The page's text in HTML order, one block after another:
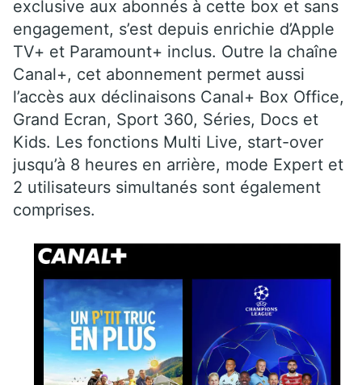
exclusive aux abonnés à cette box et sans
engagement, s’est depuis enrichie d’Apple
TV+ et Paramount+ inclus. Outre la chaîne
Canal+, cet abonnement permet aussi
l’accès aux déclinaisons Canal+ Box Office,
Grand Ecran, Sport 360, Séries, Docs et
Kids. Les fonctions Multi Live, start-over
jusqu’à 8 heures en arrière, mode Expert et
2 utilisateurs simultanés sont également
comprises.